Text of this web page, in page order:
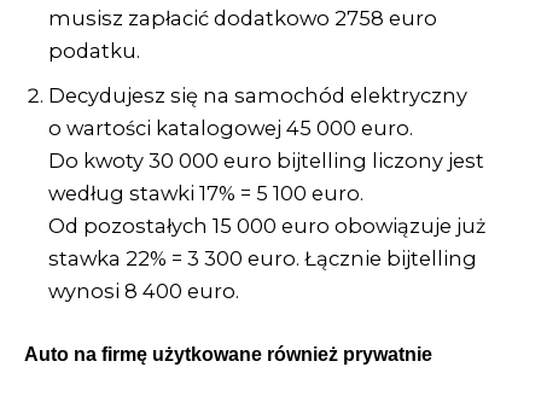
musisz zapłacić dodatkowo 2758 euro
podatku.
Decydujesz się na samochód elektryczny
o wartości katalogowej 45 000 euro.
Do kwoty 30 000 euro bijtelling liczony jest
według stawki 17% = 5 100 euro.
Od pozostałych 15 000 euro obowiązuje już
stawka 22% = 3 300 euro. Łącznie bijtelling
wynosi 8 400 euro.
Auto na firmę użytkowane również prywatnie